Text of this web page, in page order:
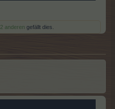
2 anderen gefällt dies.